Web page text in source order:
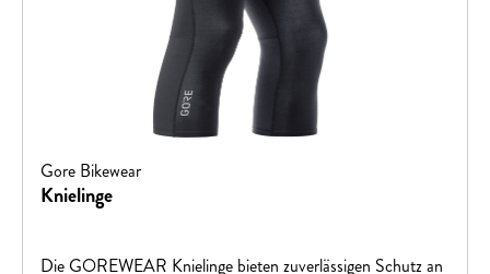
Gore Bikewear
Knielinge
Die GOREWEAR Knielinge bieten zuverlässigen Schutz an